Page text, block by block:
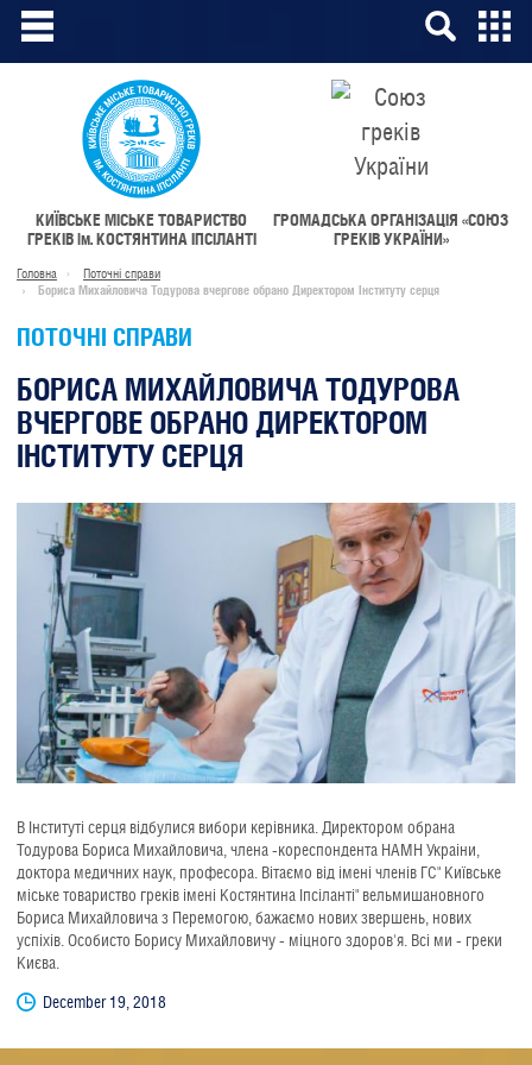
КИЇВСЬКЕ МІСЬКЕ ТОВАРИСТВО
ГРЕКІВім.КОСТЯНТИНА ІПСІЛАНТІ
ГРОМАДСЬКА ОРГАНІЗАЦІЯ «СОЮЗ
ГРЕКІВ УКРАЇНИ»
Головна
Поточні справи
Бориса Михайловича Тодурова вчергове обрано Директором Інституту серця
ПОТОЧНІ СПРАВИ
БОРИСА МИХАЙЛОВИЧА ТОДУРОВА
ВЧЕРГОВЕ ОБРАНО ДИРЕКТОРОМ
ІНСТИТУТУ СЕРЦЯ
В Інституті серця відбулися вибори керівника. Директором обрана
Тодурова Бориса Михайловича, члена -кореспондента НАМН Украіни,
доктора медичних наук, професора. Вітаємо від імені членів ГС" Київське
міське товариство греків імені Костянтина Іпсіланті" вельмишановного
Бориса Михайловича з Перемогою, бажаємо нових звершень, нових
успіхів. Особисто Борису Михайловичу - міцного здоров'я. Всі ми - греки
Києва.
December 19, 2018